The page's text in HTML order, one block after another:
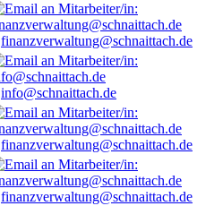
finanzverwaltung@schnaittach.de
info@schnaittach.de
finanzverwaltung@schnaittach.de
finanzverwaltung@schnaittach.de